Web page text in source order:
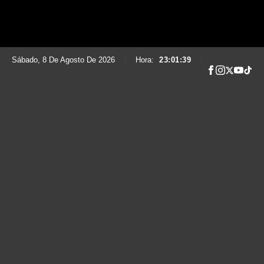
Sábado, 8 De Agosto De 2026 Hora: 23:01:40